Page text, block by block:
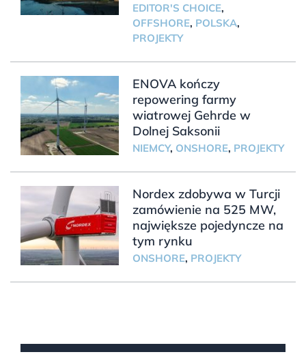
EDITOR'S CHOICE,
OFFSHORE, POLSKA,
PROJEKTY
ENOVA kończy
repowering farmy
wiatrowej Gehrde w
Dolnej Saksonii
NIEMCY, ONSHORE, PROJEKTY
Nordex zdobywa w Turcji
zamówienie na 525 MW,
największe pojedyncze na
tym rynku
ONSHORE, PROJEKTY